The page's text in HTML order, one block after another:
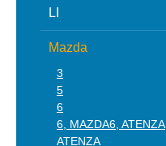
LI
Mazda
3
5
6
6, MAZDA6, ATENZA
ATENZA